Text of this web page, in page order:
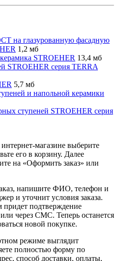
на глазурованную фасадную
1,2 мб
STROEHER 13,4 мб
STROEHER серия TERRA
5,7 мб
и напольной керамики
ступеней STROEHER серия
магазине выберите
его в корзину. Далее
на «Оформить заказ» или
напишите ФИО, телефон и
и уточнит условия заказа.
придет подтверждение
через СМС. Теперь останется
новой покупке.
режиме выглядит
полностью форму по
способ доставки, оплаты,